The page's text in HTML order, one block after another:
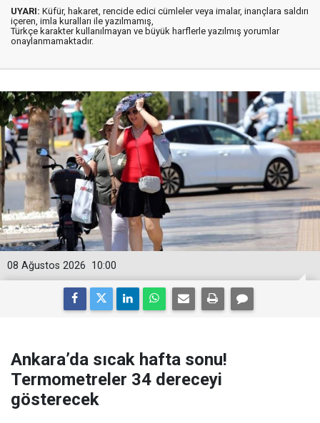
UYARI: Küfür, hakaret, rencide edici cümleler veya imalar, inançlara saldırı
içeren, imla kuralları ile yazılmamış,
Türkçe karakter kullanılmayan ve büyük harflerle yazılmış yorumlar
onaylanmamaktadır.
10:00
08 Ağustos 2026
Ankara’da sıcak hafta sonu!
Termometreler 34 dereceyi
gösterecek